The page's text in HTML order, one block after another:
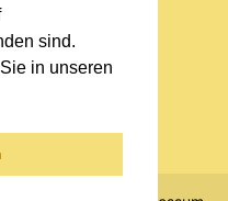
sind.
in unseren